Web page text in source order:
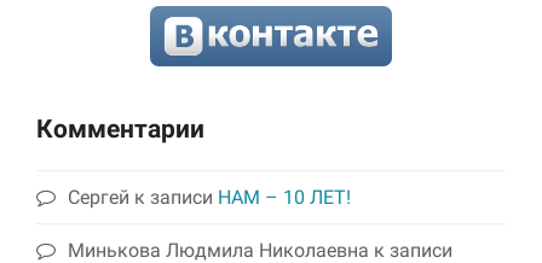
Комментарии
Сергей к записи НАМ – 10 ЛЕТ!
Минькова Людмила Николаевна к записи